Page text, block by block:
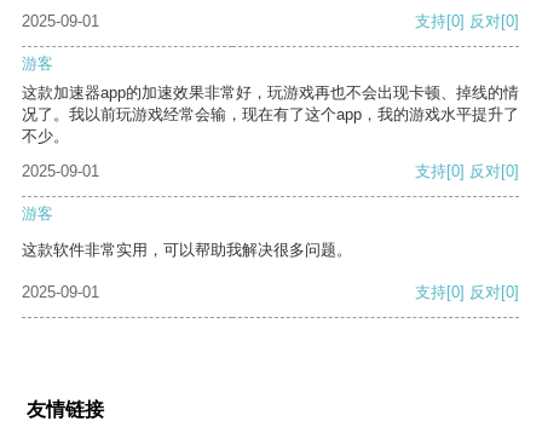
2025-09-01
支持[0] 反对[0]
游客
这款加速器app的加速效果非常好，玩游戏再也不会出现卡顿、掉线的情
况了。我以前玩游戏经常会输，现在有了这个app，我的游戏水平提升了
不少。
2025-09-01
支持[0] 反对[0]
游客
这款软件非常实用，可以帮助我解决很多问题。
2025-09-01 支持[0] 反对[0]
友情链接